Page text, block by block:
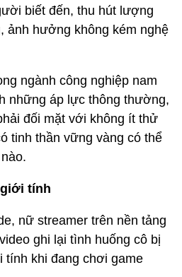
biết đến, thu hút lượng
ảnh hưởng không kém nghệ
ngành công nghiệp nam
những áp lực thông thường,
đối mặt với không ít thử
tinh thần vững vàng có thể
tính
nữ streamer trên nền tảng
ghi lại tình huống cô bị
tính khi đang chơi game